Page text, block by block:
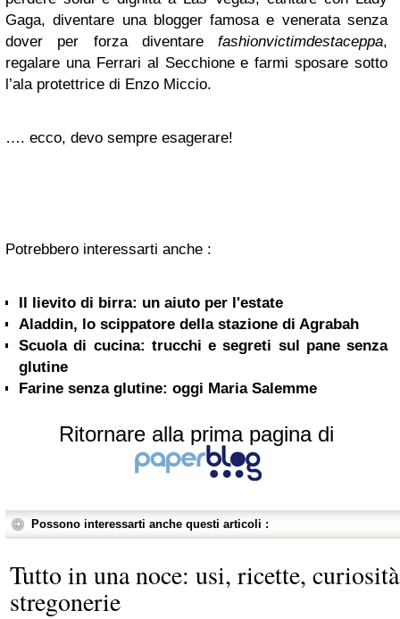
Gaga, diventare una blogger famosa e venerata senza
dover per forza diventare fashionvictimdestaceppa,
regalare una Ferrari al Secchione e farmi sposare sotto
l’ala protettrice di Enzo Miccio.
…. ecco, devo sempre esagerare!
Potrebbero interessarti anche :
Il lievito di birra: un aiuto per l'estate
Aladdin, lo scippatore della stazione di Agrabah
Scuola di cucina: trucchi e segreti sul pane senza
glutine
Farine senza glutine: oggi Maria Salemme
Ritornare alla prima pagina di
Possono interessarti anche questi articoli :
Tutto in una noce: usi, ricette,
stregonerie